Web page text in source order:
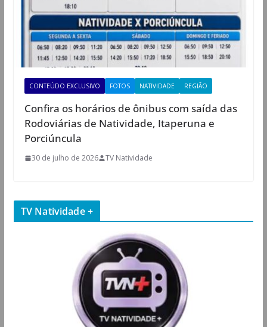
CONTEÚDO EXCLUSIVO FOTOS NATIVIDADE REGIÃO
Confira os horários de ônibus com saída das
Rodoviárias de Natividade, Itaperuna e
Porciúncula
30 de julho de 2026 TV Natividade
TV Natividade +